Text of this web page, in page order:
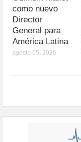
como nuevo
Director
General para
América Latina
agosto 05, 2026